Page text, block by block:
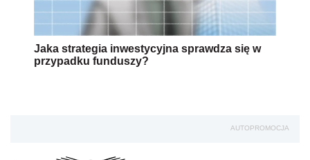
Jaka strategia inwestycyjna sprawdza się w
przypadku funduszy?
AUTOPROMOCJA